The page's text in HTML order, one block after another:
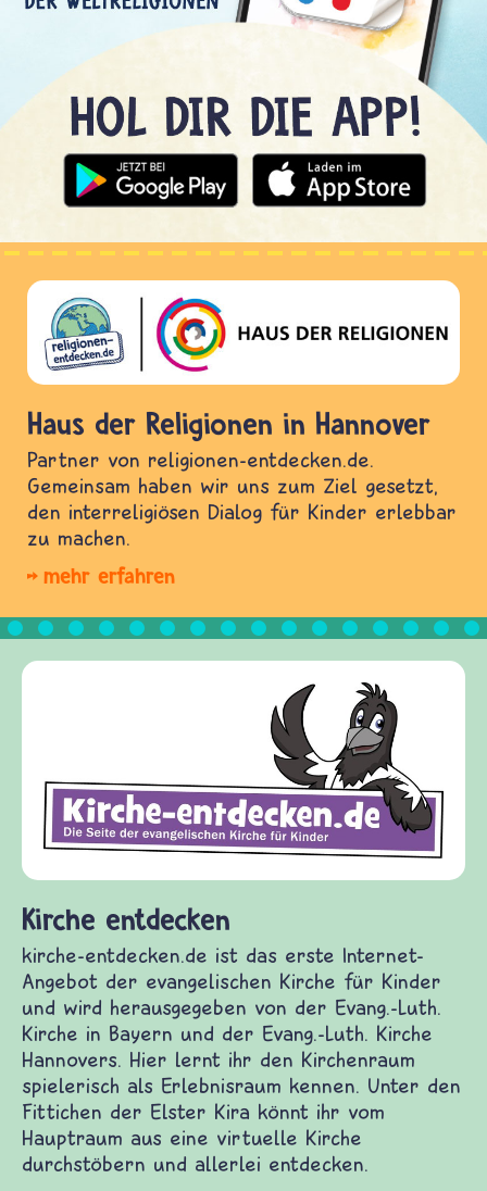
Haus der Religionen in Hannover
Partner von religionen-entdecken.de.
Gemeinsam haben wir uns zum Ziel gesetzt,
den interreligiösen Dialog für Kinder erlebbar
zu machen.
mehr erfahren
Kirche entdecken
kirche-entdecken.de ist das erste Internet-
Angebot der evangelischen Kirche für Kinder
und wird herausgegeben von der Evang.-Luth.
Kirche in Bayern und der Evang.-Luth. Kirche
Hannovers. Hier lernt ihr den Kirchenraum
spielerisch als Erlebnisraum kennen. Unter den
Fittichen der Elster Kira könnt ihr vom
Hauptraum aus eine virtuelle Kirche
durchstöbern und allerlei entdecken.